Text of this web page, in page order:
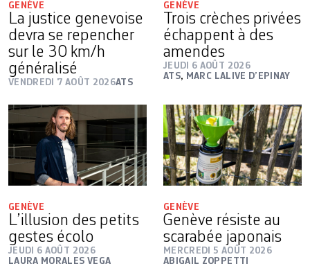
GENÈVE
La justice genevoise
devra se repencher
sur le 30 km/h
généralisé
VENDREDI 7 AOÛT 2026ATS
GENÈVE
Trois crèches privées
échappent à des
amendes
JEUDI 6 AOÛT 2026
ATS, MARC LALIVE D’EPINAY
GENÈVE
L’illusion des petits
gestes écolo
JEUDI 6 AOÛT 2026
LAURA MORALES VEGA
GENÈVE
Genève résiste au
scarabée japonais
MERCREDI 5 AOÛT 2026
ABIGAIL ZOPPETTI